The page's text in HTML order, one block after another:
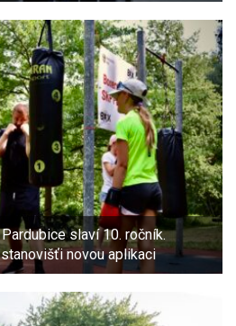
slaví 10. ročník.
novou aplikaci